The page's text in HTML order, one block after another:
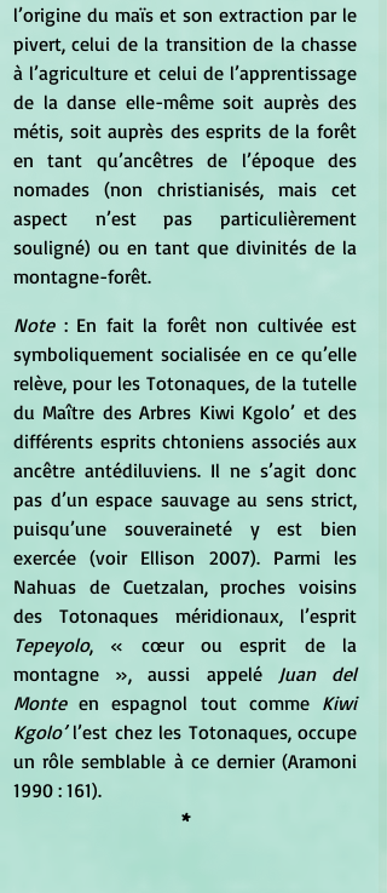
l’origine du maïs et son extraction par le
pivert, celui de la transition de la chasse
à l’agriculture et celui de l’apprentissage
de la danse elle-même soit auprès des
métis, soit auprès des esprits de la forêt
en tant qu’ancêtres de l’époque des
nomades (non christianisés, mais cet
aspect n’est pas particulièrement
souligné) ou en tant que divinités de la
montagne-forêt.
Note : En fait la forêt non cultivée est
symboliquement socialisée en ce qu’elle
relève, pour les Totonaques, de la tutelle
du Maître des Arbres Kiwi Kgolo’ et des
différents esprits chtoniens associés aux
ancêtre antédiluviens. Il ne s’agit donc
pas d’un espace sauvage au sens strict,
puisqu’une souveraineté y est bien
exercée (voir Ellison 2007). Parmi les
Nahuas de Cuetzalan, proches voisins
Tepeyolo, « cœur ou esprit de la
montagne », aussi appelé Juan del
Monte en espagnol tout comme Kiwi
Kgolo’ l’est chez les Totonaques, occupe
un rôle semblable à ce dernier (Aramoni
1990 : 161).
*